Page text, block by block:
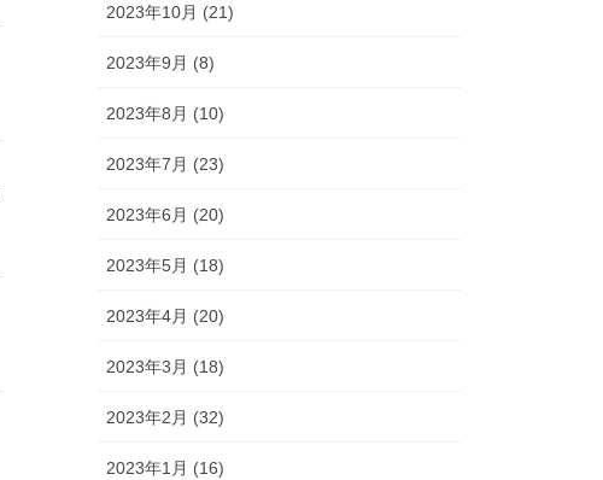
2023年10月 (21)
2023年9月 (8)
2023年8月 (10)
2023年7月 (23)
2023年6月 (20)
2023年5月 (18)
2023年4月 (20)
2023年3月 (18)
2023年2月 (32)
2023年1月 (16)